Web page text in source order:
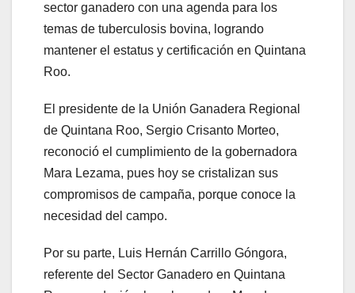
sector ganadero con una agenda para los
temas de tuberculosis bovina, logrando
mantener el estatus y certificación en Quintana
Roo.
El presidente de la Unión Ganadera Regional
de Quintana Roo, Sergio Crisanto Morteo,
reconoció el cumplimiento de la gobernadora
Mara Lezama, pues hoy se cristalizan sus
compromisos de campaña, porque conoce la
necesidad del campo.
Por su parte, Luis Hernán Carrillo Góngora,
referente del Sector Ganadero en Quintana